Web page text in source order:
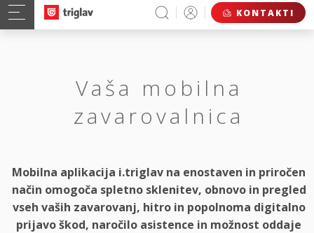
KONTAKTI
Vaša mobilna
zavarovalnica
Mobilna aplikacija i.triglav na enostaven in priročen
način omogoča spletno sklenitev, obnovo in pregled
vseh vaših zavarovanj, hitro in popolnoma digitalno
prijavo škod, naročilo asistence in možnost oddaje